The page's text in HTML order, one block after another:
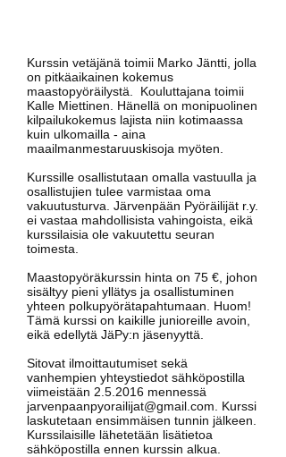
Kurssin vetäjänä toimii Marko Jäntti, jolla
on pitkäaikainen kokemus
maastopyöräilystä. Kouluttajana toimii
Kalle Miettinen. Hänellä on monipuolinen
kilpailukokemus lajista niin kotimaassa
kuin ulkomailla - aina
maailmanmestaruuskisoja myöten.
Kurssille osallistutaan omalla vastuulla ja
osallistujien tulee varmistaa oma
vakuutusturva. Järvenpään Pyöräilijät r.y.
ei vastaa mahdollisista vahingoista, eikä
kurssilaisia ole vakuutettu seuran
toimesta.
Maastopyöräkurssin hinta on 75 €, johon
sisältyy pieni yllätys ja osallistuminen
yhteen polkupyörätapahtumaan. Huom!
Tämä kurssi on kaikille junioreille avoin,
eikä edellytä JäPy:n jäsenyyttä.
Sitovat ilmoittautumiset sekä
vanhempien yhteystiedot sähköpostilla
viimeistään 2.5.2016 mennessä
jarvenpaanpyorailijat@gmail.com . Kurssi
laskutetaan ensimmäisen tunnin jälkeen.
Kurssilaisille lähetetään lisätietoa
sähköpostilla ennen kurssin alkua.